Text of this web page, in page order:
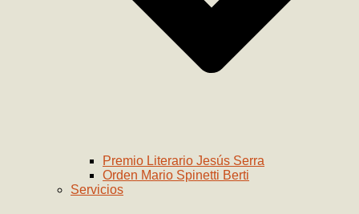
Premio Literario Jesús Serra
Orden Mario Spinetti Berti
Servicios